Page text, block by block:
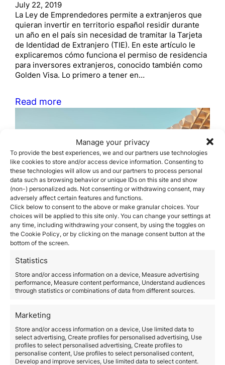
Manage your privacy
To provide the best experiences, we and our partners use technologies
like cookies to store and/or access device information. Consenting to
these technologies will allow us and our partners to process personal
data such as browsing behavior or unique IDs on this site and show
(non-) personalized ads. Not consenting or withdrawing consent, may
adversely affect certain features and functions.
Click below to consent to the above or make granular choices. Your
choices will be applied to this site only. You can change your settings at
any time, including withdrawing your consent, by using the toggles on
the Cookie Policy, or by clicking on the manage consent button at the
bottom of the screen.
Statistics
Store and/or access information on a device, Measure advertising
performance, Measure content performance, Understand audiences
through statistics or combinations of data from different sources.
Marketing
Store and/or access information on a device, Use limited data to
select advertising, Create profiles for personalised advertising, Use
profiles to select personalised advertising, Create profiles to
personalise content, Use profiles to select personalised content,
Develop and improve services, Use limited data to select content.
July 22, 2019
La Ley de Emprendedores permite a extranjeros que
quieran invertir en territorio español residir durante
un año en el país sin necesidad de tramitar la Tarjeta
de Identidad de Extranjero (TIE). En este artículo le
explicaremos cómo funciona el permiso de residencia
para inversores extranjeros, conocido también como
Golden Visa. Lo primero a tener en…
Read more
Cómo comprar un piso en
España siendo extranjero
June 20, 2019
en suelo español, seguidos por franceses, alemanes,
rusos e italianos, sin olvidarnos del incremento de
ciudadanos chinos que llegan a nuestro país. Si estás
pensando en comprar un piso en España siendo
extranjero, hay algunos requisitos que debes tener